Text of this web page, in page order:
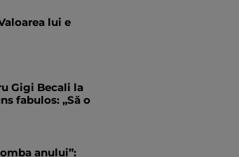
lui e
Gigi Becali la
fabulos: „Să o
anului”: